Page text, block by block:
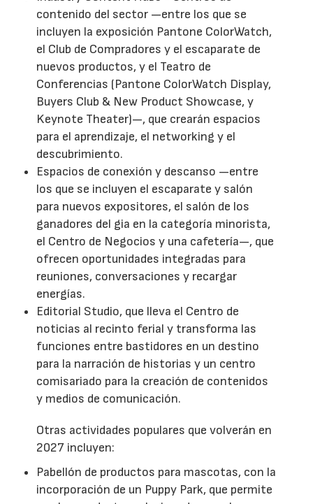
contenido del sector —entre los que se
incluyen la exposición Pantone ColorWatch,
el Club de Compradores y el escaparate de
nuevos productos, y el Teatro de
Conferencias (Pantone ColorWatch Display,
Buyers Club & New Product Showcase, y
Keynote Theater)—, que crearán espacios
para el aprendizaje, el networking y el
descubrimiento.
Espacios de conexión y descanso —entre
los que se incluyen el escaparate y salón
para nuevos expositores, el salón de los
ganadores del gia en la categoría minorista,
el Centro de Negocios y una cafetería—, que
ofrecen oportunidades integradas para
reuniones, conversaciones y recargar
energías.
Editorial Studio, que lleva el Centro de
noticias al recinto ferial y transforma las
funciones entre bastidores en un destino
para la narración de historias y un centro
comisariado para la creación de contenidos
y medios de comunicación.
Otras actividades populares que volverán en
2027 incluyen:
Pabellón de productos para mascotas, con la
incorporación de un Puppy Park, que permite